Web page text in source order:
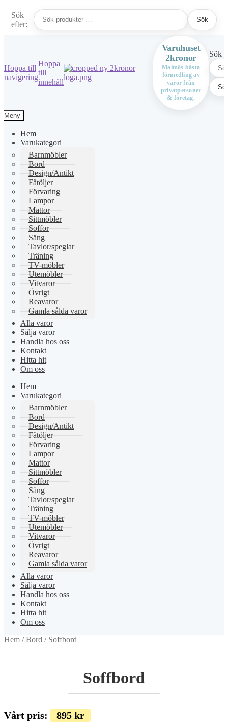
Sök
efter:
Sök
Hoppa till
navigering
Hoppa
till
innehåll
Varuhuset
2kronor
Malmös bästa
förmedling av
varor från
privatpersoner
& företag.
Sök
Meny
Hem
Varukategori
Barnmöbler
Bord
Design/Antikt
Fåtöljer
Förvaring
Lampor
Mattor
Sittmöbler
Soffor
Säng
Tavlor/speglar
Träning
TV-möbler
Utemöbler
Vitvaror
Övrigt
Reavaror
Gamla sålda varor
Alla varor
Sälja varor
Handla hos oss
Kontakt
Hitta hit
Om oss
Hem
Varukategori
Barnmöbler
Bord
Design/Antikt
Fåtöljer
Förvaring
Lampor
Mattor
Sittmöbler
Soffor
Säng
Tavlor/speglar
Träning
TV-möbler
Utemöbler
Vitvaror
Övrigt
Reavaror
Gamla sålda varor
Alla varor
Sälja varor
Handla hos oss
Kontakt
Hitta hit
Om oss
Hem /Bord / Soffbord
Soffbord
Vårt pris: 895 kr